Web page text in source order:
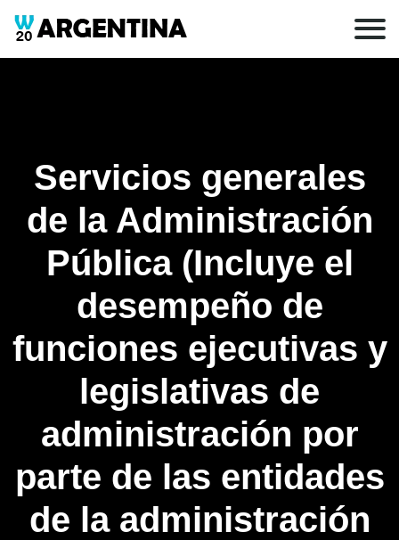
Servicios generales
de la Administración
Pública (Incluye el
desempeño de
funciones ejecutivas y
legislativas de
administración por
parte de las entidades
de la administración